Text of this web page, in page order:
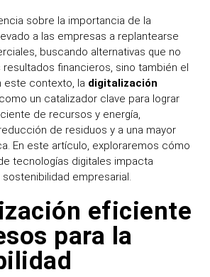
sobre la importancia de la
a las empresas a replantearse
buscando alternativas que no
financieros, sino también el
este contexto, la digitalización
un catalizador clave para lograr
de recursos y energía,
de residuos y a una mayor
En este artículo, exploraremos cómo
tecnologías digitales impacta
empresarial.
eficiente
para la